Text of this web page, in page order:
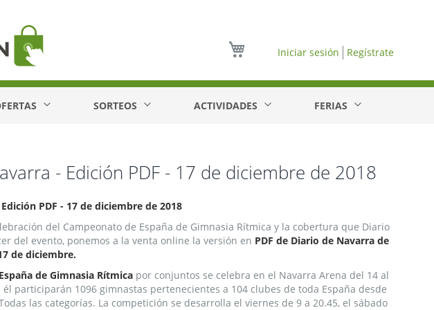
Iniciar sesión Regístrate
SORTEOS ACTIVIDADES FERIAS
- Edición PDF - 17 de diciembre de 2018
PDF - 17 de diciembre de 2018
del Campeonato de España de Gimnasia Rítmica y la cobertura que Diario
del evento, ponemos a la venta online la versión en PDF de Diario de Navarra de
de diciembre.
de Gimnasia Rítmica por conjuntos se celebra en el Navarra Arena del 14 al
participarán 1096 gimnastas pertenecientes a 104 clubes de toda España desde
las categorías. La competición se desarrolla el viernes de 9 a 20.45, el sábado